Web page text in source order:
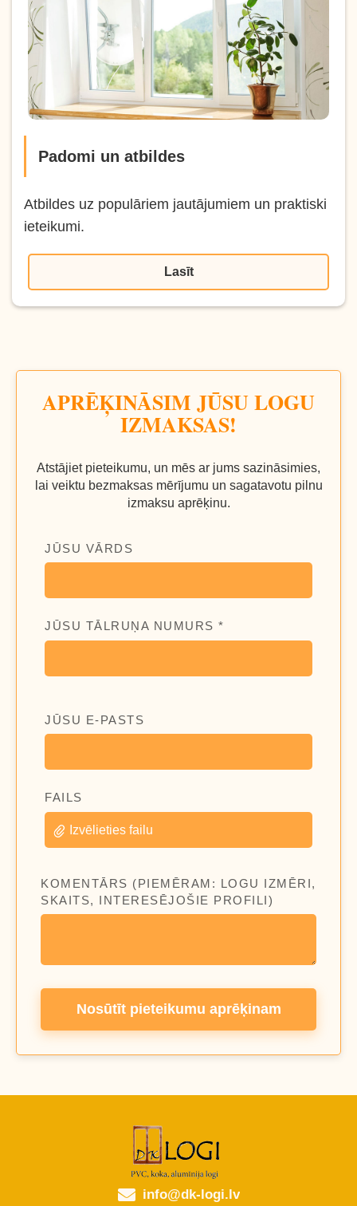
Padomi un atbildes
Atbildes uz populāriem jautājumiem un praktiski
ieteikumi.
Lasīt
APRĒĶINĀSIM JŪSU LOGU
IZMAKSAS!
Atstājiet pieteikumu, un mēs ar jums sazināsimies,
lai veiktu bezmaksas mērījumu un sagatavotu pilnu
izmaksu aprēķinu.
JŪSU VĀRDS
JŪSU TĀLRUŅA NUMURS *
JŪSU E-PASTS
FAILS
Izvēlieties failu
KOMENTĀRS (PIEMĒRAM: LOGU IZMĒRI,
SKAITS, INTERESĒJOŠIE PROFILI)
Nosūtīt pieteikumu aprēķinam
info@dk-logi.lv